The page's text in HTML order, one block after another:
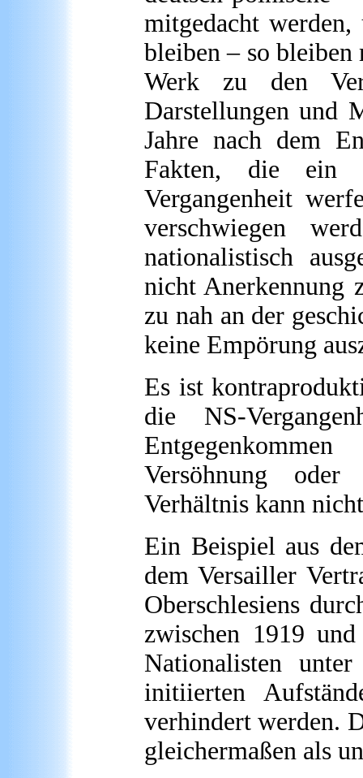
mitgedacht
bleiben – so
Werk zu den
Darstellungen und
Jahre nach dem
Fakten, die ein
Vergangenheit
verschwiegen
nationalistisch
nicht Anerkennung
zu nah an der
keine Empörung
Es ist
die NS-
Versöhnung oder
Verhältnis kann
Ein Beispiel aus
dem Versailler
Oberschlesiens
zwischen 1919
Nationalisten
initiierten
verhindert werden.
gleichermaßen als